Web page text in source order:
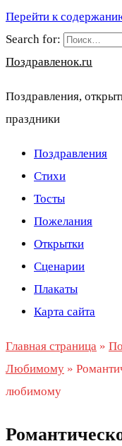
Перейти к
Search for:
Поздравленок.ru
Поздравления,
праздники
Поздравления
Стихи
Тосты
Пожелания
Открытки
Сценарии
Плакаты
Карта сайта
Главная страница »
Любимому »
любимому